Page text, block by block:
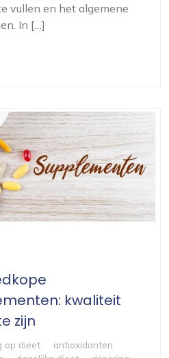
vullen en het algemene
In […]
kwaliteit
zijn
op dieet
antioxidanten